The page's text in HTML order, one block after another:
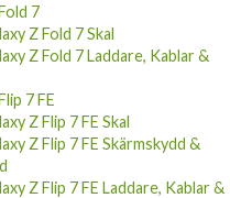
Z Fold 7 Skal
Z Fold 7 Laddare, Kablar &
7 FE
Z Flip 7 FE Skal
Z Flip 7 FE Skärmskydd &
Z Flip 7 FE Laddare, Kablar &